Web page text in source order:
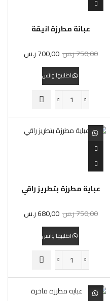
عبائة مطرزة انيقة
750,00ر.س 700,00ر.س
اطلبيها واتس
عباية مطرزة بتطريز راقي
750,00ر.س 680,00ر.س
اطلبيها واتس